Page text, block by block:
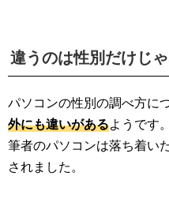
違うのは性別だけじ
パソコンの性別の調べ方に
外にも違いがあるようです。
筆者のパソコンは落ち着い
されました。